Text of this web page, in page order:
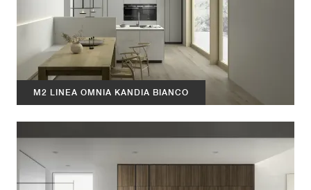
M2 LINEA OMNIA KANDIA BIANCO